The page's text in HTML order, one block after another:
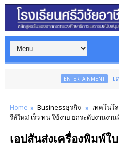
ENTERTAINMENT เตรียมพบกับ
Home Businessธุรกิจ เทคโนโ
รีส์ใหม่ เร็ว ทน ใช้ง่าย ยกระดับงานง
เอปสันส่งเครื่องพิมพ์ใ